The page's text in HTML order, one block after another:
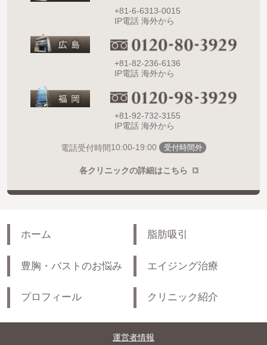
+81-6-6313-0015
IP電話 海外から
+81-82-236-6136
IP電話 海外から
+81-92-732-3155
IP電話 海外から
電話受付時間10:00-19:00 受付時間外
各クリニックの詳細はこちら
ホーム 脂肪吸引
豊胸・バストのお悩み エイジング治療
プロフィール クリニック紹介
運営者情報